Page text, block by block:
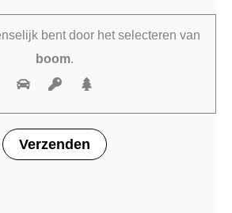
bent door het selecteren van
boom.